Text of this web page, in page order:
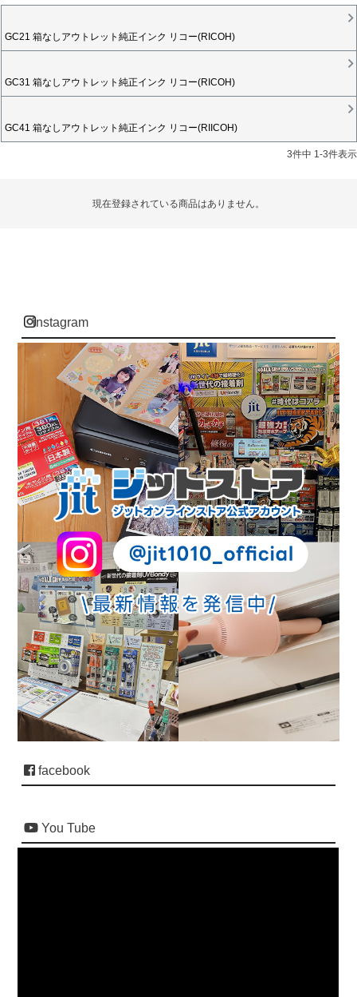
GC21 箱なしアウトレット純正インク リコー(RICOH)
GC31 箱なしアウトレット純正インク リコー(RICOH)
GC41 箱なしアウトレット純正インク リコー(RIICOH)
3件中 1-3件表示
現在登録されている商品はありません。
instagram
facebook
You Tube